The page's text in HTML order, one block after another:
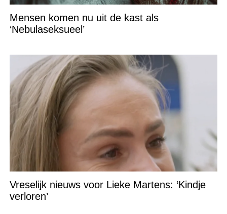
Mensen komen nu uit de kast als
‘Nebulaseksueel’
Vreselijk nieuws voor Lieke Martens: ‘Kindje
verloren’